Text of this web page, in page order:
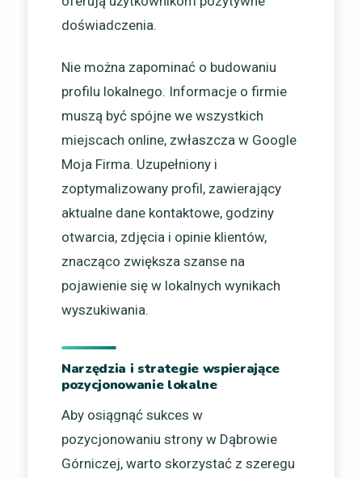
doświadczenia.
Nie można zapominać o budowaniu
profilu lokalnego. Informacje o firmie
muszą być spójne we wszystkich
miejscach online, zwłaszcza w Google
Moja Firma. Uzupełniony i
zoptymalizowany profil, zawierający
aktualne dane kontaktowe, godziny
otwarcia, zdjęcia i opinie klientów,
znacząco zwiększa szanse na
pojawienie się w lokalnych wynikach
wyszukiwania.
Narzędzia i strategie wspierające
pozycjonowanie lokalne
Aby osiągnąć sukces w
pozycjonowaniu strony w Dąbrowie
Górniczej, warto skorzystać z szeregu